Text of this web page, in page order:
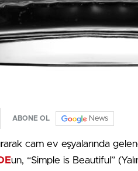
ABONE OL News
cam ev eşyalarında
un, “Simple is Beautiful”